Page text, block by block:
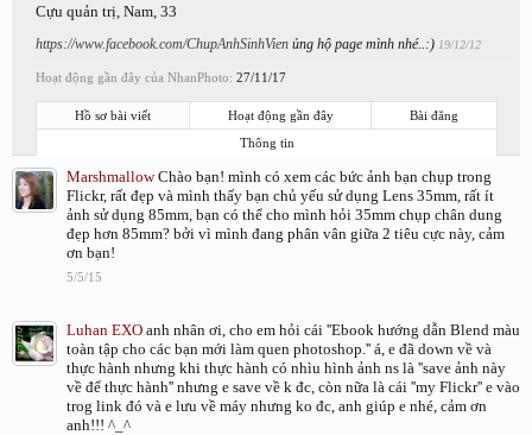
Cựu quản trị, Nam, 33
https://www.facebook.com/ChupAnhSinhVien ủng hộ page mình nhé..:) 19/12/12
Hoạt động gần đây của NhanPhoto: 27/11/17
Hồ sơ bài viết Hoạt động gần đây
Bài đăng
Thông tin
Marshmallow Chào bạn! mình có xem các bức ảnh bạn chụp trong
Flickr, rất đẹp và mình thấy bạn chủ yếu sử dụng Lens 35mm, rất ít
ảnh sử dụng 85mm, bạn có thể cho mình hỏi 35mm chụp chân dung
đẹp hơn 85mm? bởi vì mình đang phân vân giữa 2 tiêu cực này, cảm
ơn bạn!
5/5/15
Luhan EXO anh nhân ơi, cho em hỏi cái ''Ebook hướng dẫn Blend màu
toàn tập cho các bạn mới làm quen photoshop.'' á, e đã down về và
thực hành nhưng khi thực hành có nhìu hình ảnh ns là ''save ảnh này
về để thực hành'' nhưng e save về k đc, còn nữa là cái ''my Flickr'' e vào
trog link đó và e lưu về máy nhưng ko đc, anh giúp e nhé, cảm ơn
anh!!! ^_^